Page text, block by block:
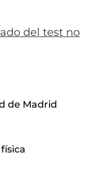
del test no
de Madrid